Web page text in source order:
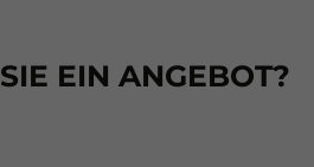
SIE EIN ANGEBOT?